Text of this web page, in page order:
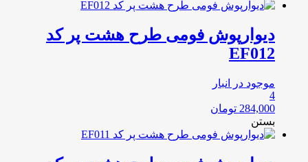
دیوارپوش فومی طرح هشت پر کد
EF012
موجود در انبار
4
284,000 تومان
بستن